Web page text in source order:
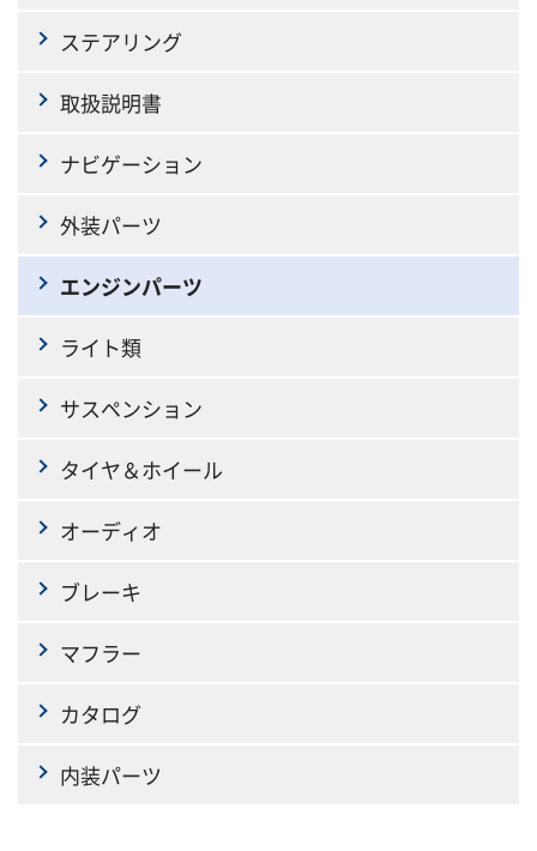
ステアリング
取扱説明書
ナビゲーション
外装パーツ
エンジンパーツ
ライト類
サスペンション
タイヤ＆ホイール
オーディオ
ブレーキ
マフラー
カタログ
内装パーツ